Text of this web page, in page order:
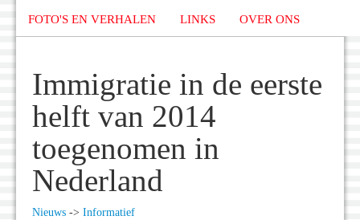
FOTO'S EN VERHALEN LINKS OVER ONS
Immigratie in de eerste
helft van 2014
toegenomen in
Nederland
Nieuws -> Informatief